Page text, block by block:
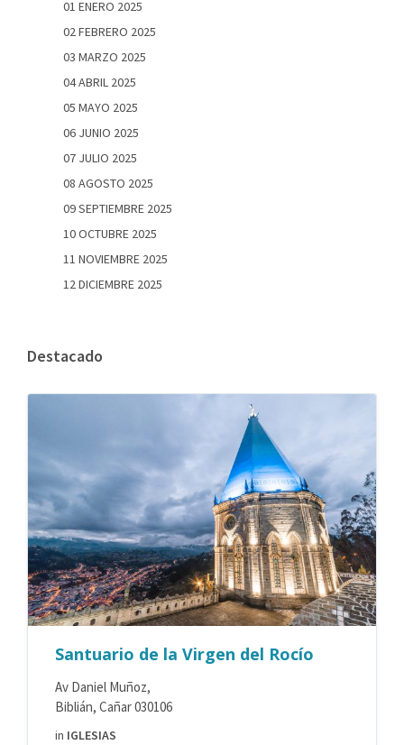
01 ENERO 2025
02 FEBRERO 2025
03 MARZO 2025
04 ABRIL 2025
05 MAYO 2025
06 JUNIO 2025
07 JULIO 2025
08 AGOSTO 2025
09 SEPTIEMBRE 2025
10 OCTUBRE 2025
11 NOVIEMBRE 2025
12 DICIEMBRE 2025
Destacado
Santuario de la Virgen del Rocío
Av Daniel Muñoz,
Biblián, Cañar 030106
in IGLESIAS